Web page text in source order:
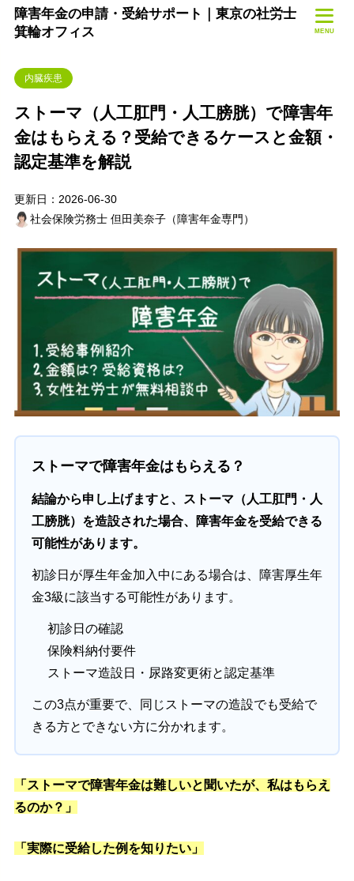
障害年金の申請・受給サポート｜東京の社労士
箕輪オフィス
MENU
内臓疾患
ストーマ（人工肛門・人工膀胱）で障害年
金はもらえる？受給できるケースと金額・
認定基準を解説
更新日：2026-06-30
社会保険労務士 但田美奈子（障害年金専門）
ストーマで障害年金はもらえる？
結論から申し上げますと、ストーマ（人工肛門・人
工膀胱）を造設された場合、障害年金を受給できる
可能性があります。
初診日が厚生年金加入中にある場合は、障害厚生年
金3級に該当する可能性があります。
初診日の確認
保険料納付要件
ストーマ造設日・尿路変更術と認定基準
この3点が重要で、同じストーマの造設でも受給で
きる方とできない方に分かれます。
「ストーマで障害年金は難しいと聞いたが、私はもらえ
るのか？」
「実際に受給した例を知りたい」